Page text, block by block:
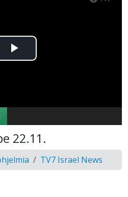
Toista
22.11.
TV7 Israel News